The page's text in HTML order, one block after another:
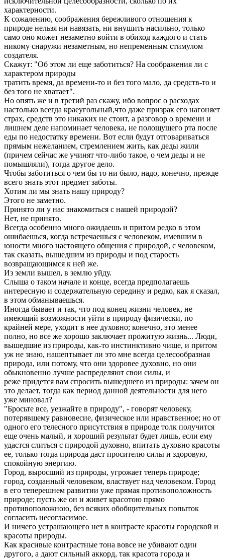
характерности.
К сожалению, соображения бережливого отношения к
природе нельзя ни навязать, ни внушить насильно, только
само оно может незаметно войти в обиход каждого и стать
никому снаружи незаметным, но непременным стимулом
создателя.
Скажут: "Об этом ли еще заботиться? На соображения ли с
характером природы
тратить время, да времени-то и без того мало, да средств-то и
без того не хватает".
Но опять же и в третий раз скажу, ибо вопрос о расходах
настолько всегда краеугольный,что даже призрак его нагоняет
страх, средств это никаких не стоит, а разговор о времени и
лишнем деле напоминает человека, не полощущего рта после
еды по недостатку времени. Вот если будут отговариваться
прямым нежеланием, стремлением жить, как деды жили
(причем сейчас же учинят что-либо такое, о чем деды и не
помышляли), тогда другое дело.
Чтобы заботиться о чем бы то ни было, надо, конечно, прежде
всего знать этот предмет заботы.
Хотим ли мы знать нашу природу?
Этого не заметно.
Принято ли у нас знакомиться с нашей природой?
Нет, не принято.
Всегда особенно много ожидаешь и притом редко в этом
ошибаешься, когда встречаешься с человеком, имевшим в
юности много настоящего общения с природой, с человеком,
так сказать, вышедшим из природы и под старость
возвращающимся к ней же.
Из земли вышел, в землю уйду.
Слыша о таком начале и конце, всегда предполагаешь
интересную и содержательную середину и редко, как я сказал,
в этом обманываешься.
Иногда бывает и так, что под конец жизни человек, не
имеющий возможности уйти в природу физически, по
крайней мере, уходит в нее духовно; конечно, это менее
полно, но все же хорошо заключает прожитую жизнь... Люди,
вышедшие из природы, как-то инстинктивно чище, и притом
уж не знаю, нашептывает ли это мне всегда целесообразная
природа, или потому, что они здоровее духовно, но они
обыкновенно лучше распределяют свои силы, и
реже придется вам спросить вышедшего из природы: зачем он
это делает, тогда как период данной деятельности для него
уже миновал?
"Бросьте все, уезжайте в природу", - говорят человеку,
потерявшему равновесие, физическое или нравственное; но от
одного его телесного присутствия в природе толк получится
еще очень малый, и хороший результат будет лишь, если ему
удастся слиться с природой духовно, впитать духовно красоты
ее, только тогда природа даст просителю силы и здоровую,
спокойную энергию.
Город, выросший из природы, угрожает теперь природе;
город, созданный человеком, властвует над человеком. Город
в его теперешнем развитии уже прямая противоположность
природе; пусть же он и живет красотою прямо
противоположною, без всяких обобщительных попыток
согласить несогласимое.
И ничего устрашающего нет в контрасте красоты городской и
красоты природы.
Как красивые контрастные тона вовсе не убивают один
другого, а дают сильный аккорд, так красота города и